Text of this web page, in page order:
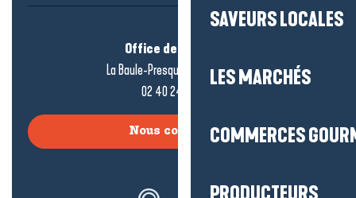
SAVEURS LOCALES
LES MARCHÉS
COMMERCES
Office de tourisme
La Baule-Presqu’île de Guérande
02 40 24 34 44
Nous contacter